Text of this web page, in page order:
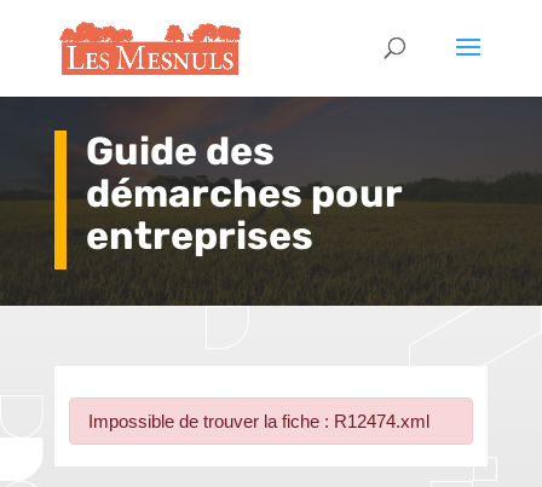
Guide des
démarches pour
entreprises
Impossible de trouver la fiche : R12474.xml